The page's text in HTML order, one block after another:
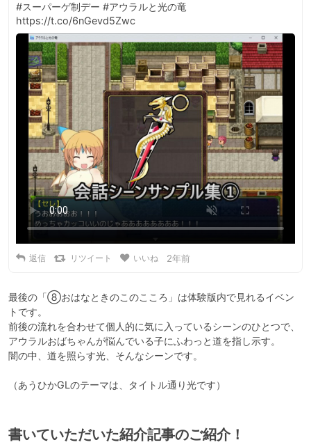
#スーパーゲ制デー #アウラルと光の竜
https://t.co/6nGevd5Zwc
返信 リツイート いいね 2年前
最後の「⑧おはなときのこのこころ」は体験版内で見れるイベン
トです。
前後の流れを合わせて個人的に気に入っているシーンのひとつで、
アウラルおばちゃんが悩んでいる子にふわっと道を指し示す。
闇の中、道を照らす光、そんなシーンです。
（あうひかGLのテーマは、タイトル通り光です）
書いていただいた紹介記事のご紹介！